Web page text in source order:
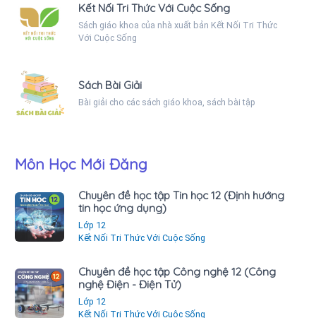
Kết Nối Tri Thức Với Cuộc Sống
Sách giáo khoa của nhà xuất bản Kết Nối Tri Thức
Với Cuộc Sống
Sách Bài Giải
Bài giải cho các sách giáo khoa, sách bài tập
Môn Học Mới Đăng
Chuyên đề học tập Tin học 12 (Định hướng
tin học ứng dụng)
Lớp 12
Kết Nối Tri Thức Với Cuộc Sống
Chuyên đề học tập Công nghệ 12 (Công
nghệ Điện - Điện Tử)
Lớp 12
Kết Nối Tri Thức Với Cuộc Sống